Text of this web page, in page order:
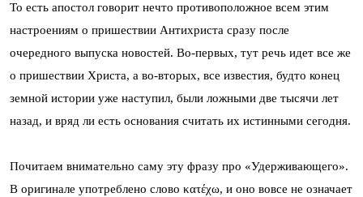
То есть апостол говорит нечто противоположное всем этим
настроениям о пришествии Антихриста сразу после
очередного выпуска новостей. Во-первых, тут речь идет все же
о пришествии Христа, а во-вторых, все известия, будто конец
земной истории уже наступил, были ложными две тысячи лет
назад, и вряд ли есть основания считать их истинными сегодня.
Почитаем внимательно саму эту фразу про «Удерживающего».
В оригинале употреблено слово κατέχω, и оно вовсе не означает